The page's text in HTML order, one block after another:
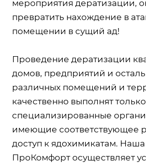
мероприятия дератизации,
превратить нахождение в
помещении в сущий ад!
Проведение дератизации
домов, предприятий и
различных помещений и
качественно выполнят только
специализированные
имеющие соответствующее
доступ к ядохимикатам.
ПроКомфорт осуществляет